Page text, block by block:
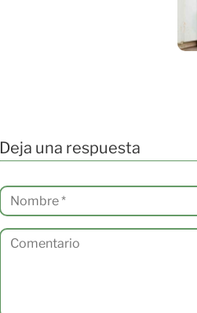
Deja una respuesta